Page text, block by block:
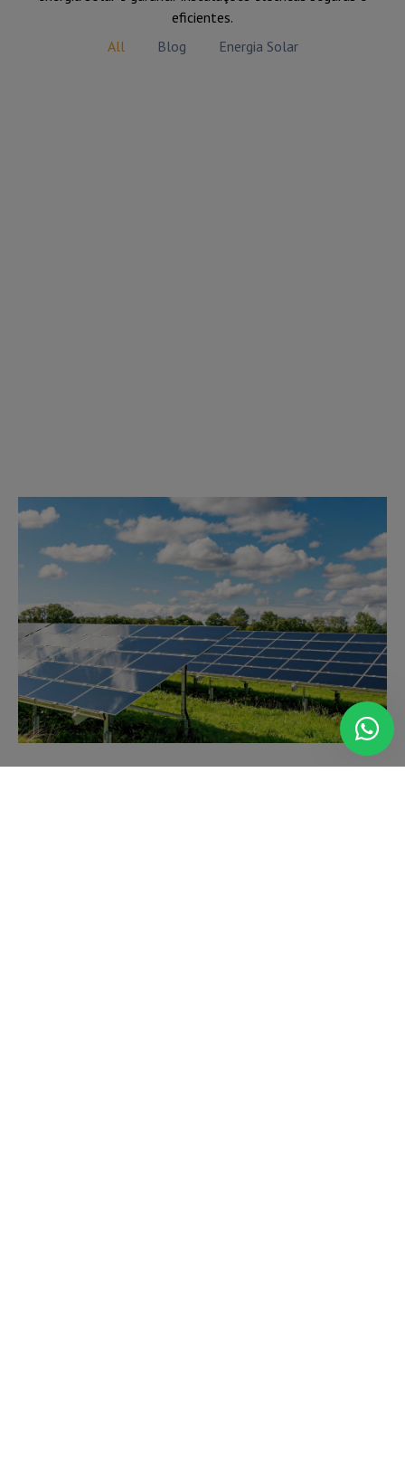
eficientes.
All
Blog Energia Solar